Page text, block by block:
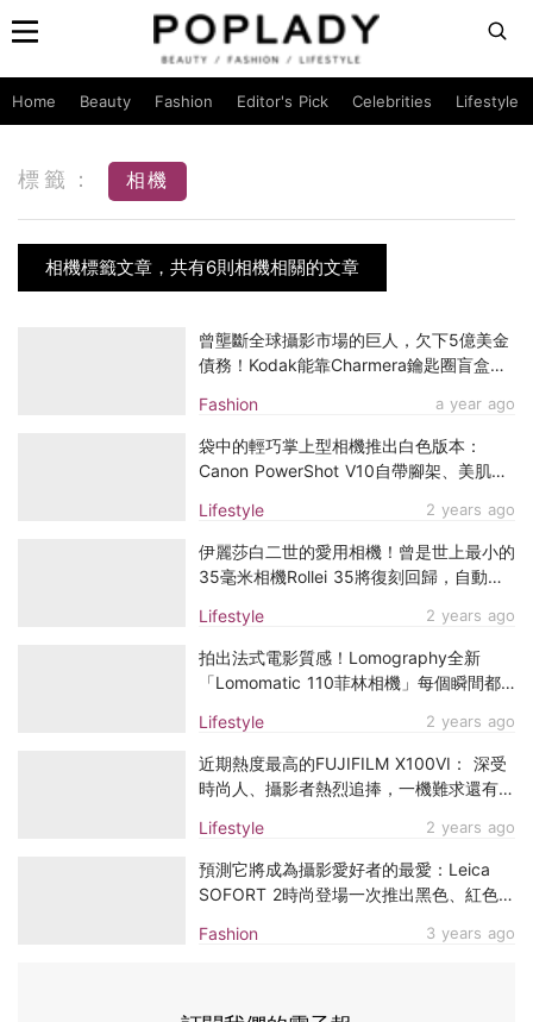
Home Beauty Fashion Editor's Pick Celebrities Lifestyle
標籤： 相機
相機標籤文章，共有6則相機相關的文章
Fashion a year ago
曾壟斷全球攝影市場的巨人，欠下5億美金
債務！Kodak能靠Charmera鑰匙圈盲盒復
Lifestyle 2 years ago
袋中的輕巧掌上型相機推出白色版本：
Canon PowerShot V10自帶腳架、美肌及
Lifestyle 2 years ago
伊麗莎白二世的愛用相機！曾是世上最小的
35毫米相機Rollei 35將復刻回歸，自動對
Lifestyle 2 years ago
拍出法式電影質感！Lomography全新
「Lomomatic 110菲林相機」每個瞬間都
Lifestyle 2 years ago
近期熱度最高的FUJIFILM X100VI： 深受
時尚人、攝影者熱烈追捧，一機難求還有特
Fashion 3 years ago
預測它將成為攝影愛好者的最愛：Leica
SOFORT 2時尚登場一次推出黑色、紅色和